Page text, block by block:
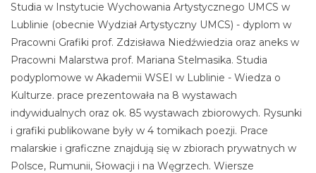
Studia w Instytucie Wychowania Artystycznego UMCS w
Lublinie (obecnie Wydział Artystyczny UMCS) - dyplom w
Pracowni Grafiki prof. Zdzisława Niedźwiedzia oraz aneks w
Pracowni Malarstwa prof. Mariana Stelmasika. Studia
podyplomowe w Akademii WSEI w Lublinie - Wiedza o
Kulturze. prace prezentowała na 8 wystawach
indywidualnych oraz ok. 85 wystawach zbiorowych. Rysunki
i grafiki publikowane były w 4 tomikach poezji. Prace
malarskie i graficzne znajdują się w zbiorach prywatnych w
Polsce, Rumunii, Słowacji i na Węgrzech. Wiersze